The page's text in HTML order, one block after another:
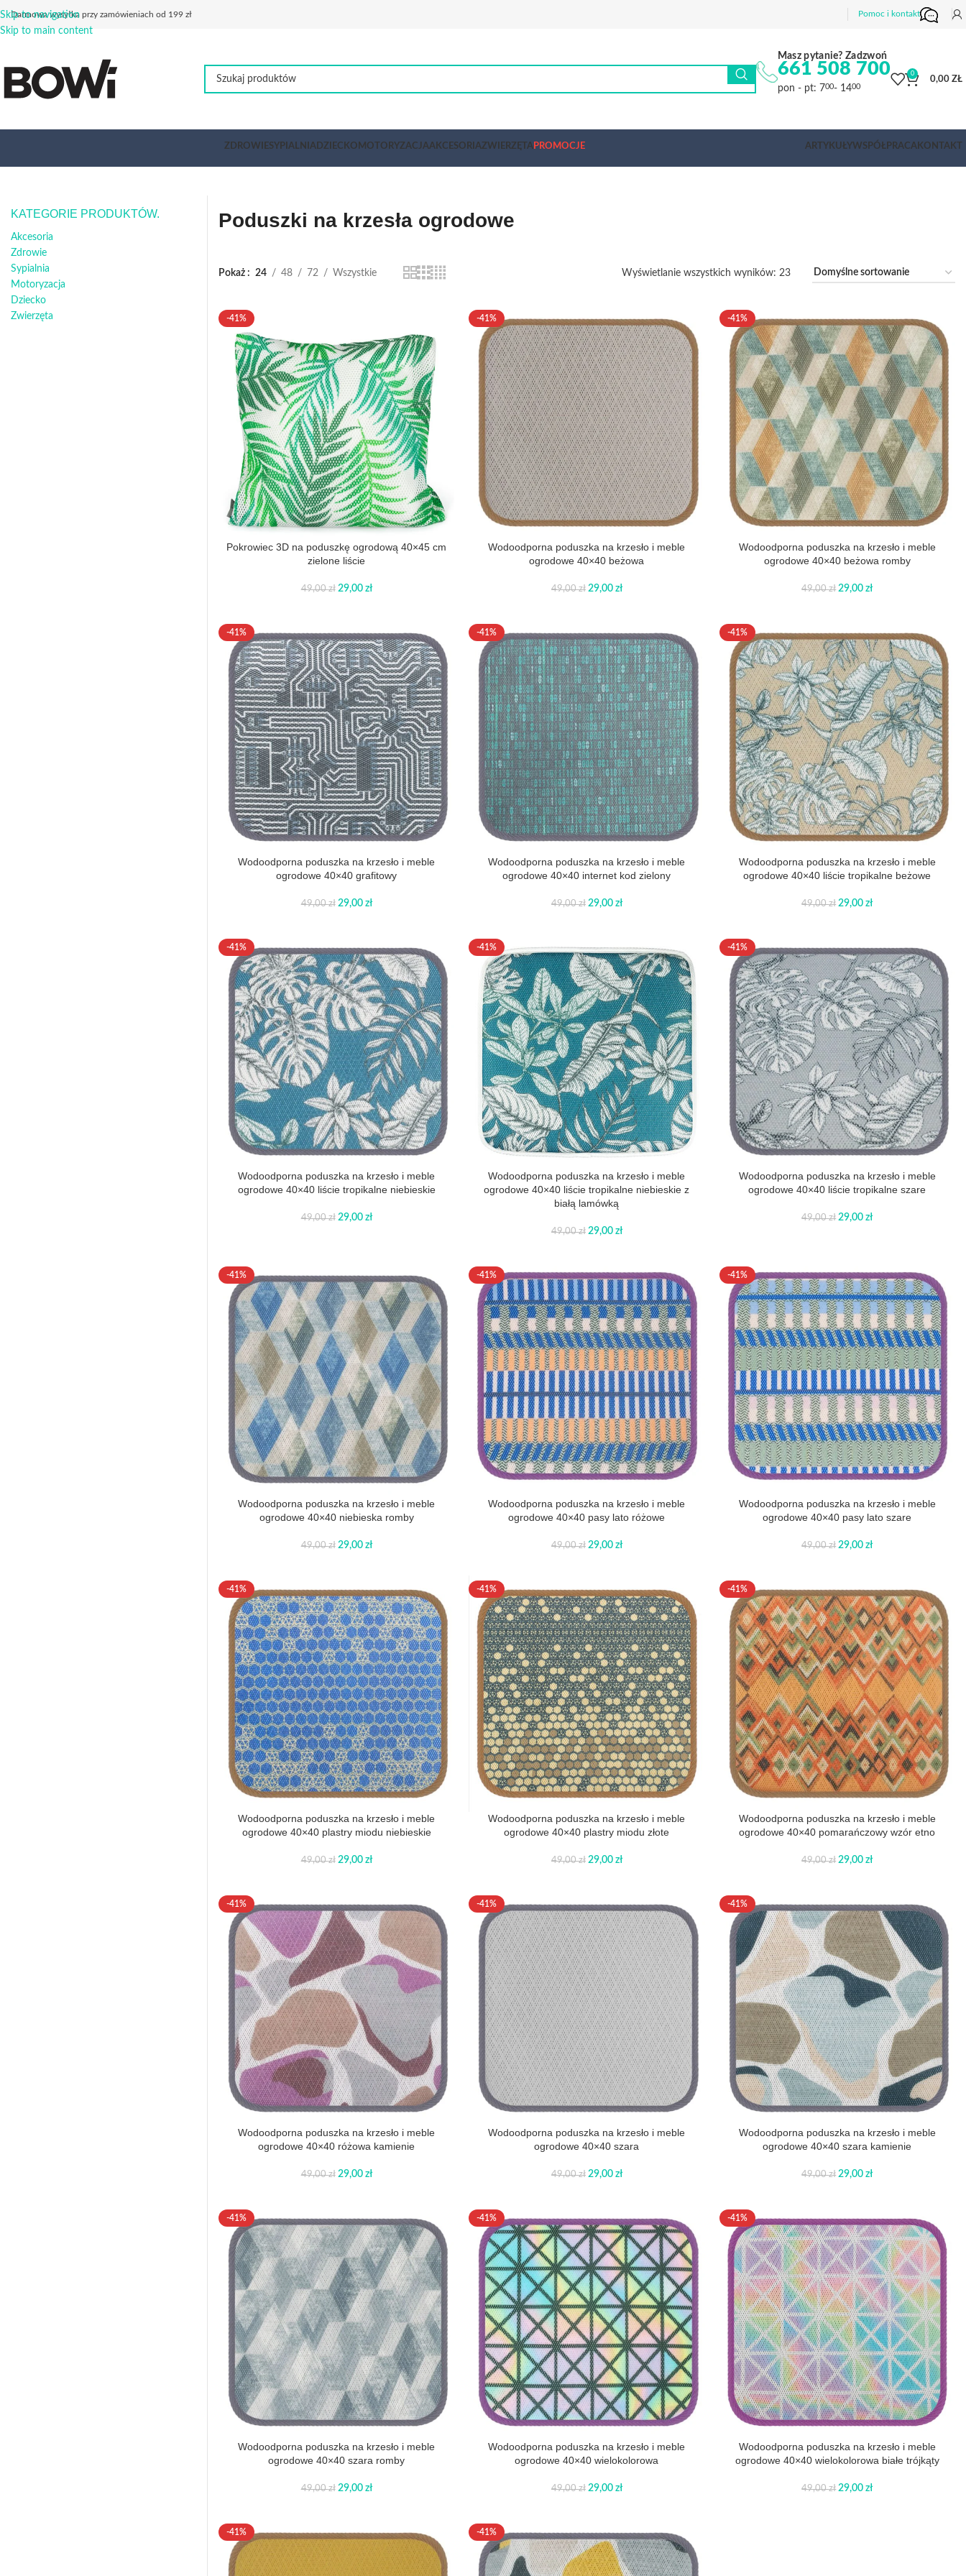
Skip to navigation
Skip to main content
Darmowa wysyłka przy zamówieniach od 199 zł Pomoc i kontakt
Masz pytanie? Zadzwoń
661 508 700
pon - pt: 700- 1400
0
0,00 ZŁ
ZDROWIESYPIALNIADZIECKO MOTORYZACJAAKCESORIAZWIERZĘTAPROMOCJE ARTYKUŁYWSPÓŁPRACA KONTAKT
KATEGORIE PRODUKTÓW.
Akcesoria
Zdrowie
Sypialnia
Motoryzacja
Dziecko
Zwierzęta
Poduszki na krzesła ogrodowe
Pokaż 24 48 72 Wszystkie Wyświetlanie wszystkich wyników: 23
-41%
Pokrowiec 3D na poduszkę ogrodową 40×45 cm
zielone liście
49,00zł 29,00 zł
-41%
Wodoodporna poduszka na krzesło i meble
ogrodowe 40×40 beżowa
49,00zł 29,00 zł
-41%
Wodoodporna poduszka na krzesło i meble
ogrodowe 40×40 beżowa romby
49,00zł 29,00zł
-41%
Wodoodporna poduszka na krzesło i meble
ogrodowe 40×40 grafitowy
49,00zł 29,00 zł
-41%
Wodoodporna poduszka na krzesło i meble
ogrodowe 40×40 internet kod zielony
49,00zł 29,00 zł
-41%
Wodoodporna poduszka na krzesło i meble
ogrodowe 40×40 liście tropikalne beżowe
49,00zł 29,00zł
-41%
Wodoodporna poduszka na krzesło i meble
ogrodowe 40×40 liście tropikalne niebieskie
49,00zł 29,00 zł
-41%
Wodoodporna poduszka na krzesło i meble
ogrodowe 40×40 liście tropikalne niebieskie z
białą lamówką
49,00zł 29,00 zł
-41%
Wodoodporna poduszka na krzesło i meble
ogrodowe 40×40 liście tropikalne szare
49,00zł 29,00zł
-41%
Wodoodporna poduszka na krzesło i meble
ogrodowe 40×40 niebieska romby
49,00zł 29,00 zł
-41%
Wodoodporna poduszka na krzesło i meble
ogrodowe 40×40 pasy lato różowe
49,00zł 29,00 zł
-41%
Wodoodporna poduszka na krzesło i meble
ogrodowe 40×40 pasy lato szare
49,00zł 29,00zł
-41%
Wodoodporna poduszka na krzesło i meble
ogrodowe 40×40 plastry miodu niebieskie
49,00zł 29,00 zł
-41%
Wodoodporna poduszka na krzesło i meble
ogrodowe 40×40 plastry miodu złote
49,00zł 29,00 zł
-41%
Wodoodporna poduszka na krzesło i meble
ogrodowe 40×40 pomarańczowy wzór etno
49,00zł 29,00zł
-41%
Wodoodporna poduszka na krzesło i meble
ogrodowe 40×40 różowa kamienie
49,00zł 29,00 zł
-41%
Wodoodporna poduszka na krzesło i meble
ogrodowe 40×40 szara
49,00zł 29,00 zł
-41%
Wodoodporna poduszka na krzesło i meble
ogrodowe 40×40 szara kamienie
49,00zł 29,00zł
-41%
Wodoodporna poduszka na krzesło i meble
ogrodowe 40×40 szara romby
49,00zł 29,00 zł
-41%
Wodoodporna poduszka na krzesło i meble
ogrodowe 40×40 wielokolorowa
49,00zł 29,00 zł
-41%
Wodoodporna poduszka na krzesło i meble
ogrodowe 40×40 wielokolorowa białe trójkąty
49,00zł 29,00zł
-41% -41%